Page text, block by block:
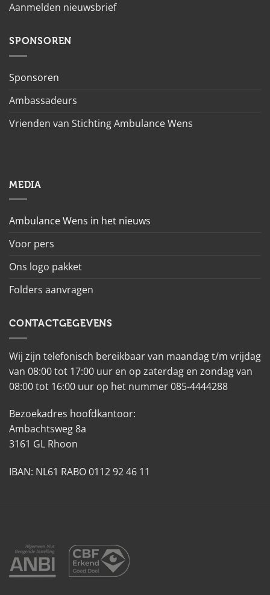
Aanmelden nieuwsbrief
SPONSOREN
Sponsoren
Ambassadeurs
Vrienden van Stichting Ambulance Wens
MEDIA
Ambulance Wens in het nieuws
Voor pers
Ons logo pakket
Folders aanvragen
CONTACTGEGEVENS
Wij zijn telefonisch bereikbaar van maandag t/m vrijdag
van 08:00 tot 17:00 uur en op zaterdag en zondag van
08:00 tot 16:00 uur op het nummer 085-4444288
Bezoekadres hoofdkantoor:
Ambachtsweg 8a
3161 GL Rhoon
IBAN: NL61 RABO 0112 92 46 11